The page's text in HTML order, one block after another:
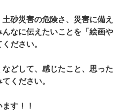
砂災害の危険さ、災害に備え
なに伝えたいことを「絵画や
ださい。
どして、感じたこと、思った
ください。
す！！